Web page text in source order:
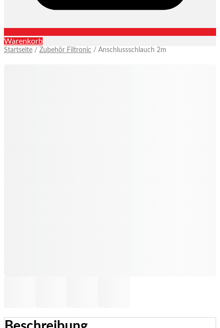
Warenkorb
Startseite / Zubehör Filtronic / Anschlussschlauch 2m